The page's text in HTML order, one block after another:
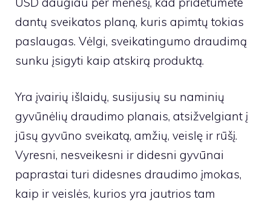
dantų sveikatos planą, kuris apimtų tokias
paslaugas. Vėlgi, sveikatingumo draudimą
sunku įsigyti kaip atskirą produktą.
Yra įvairių išlaidų, susijusių su naminių
gyvūnėlių draudimo planais, atsižvelgiant į
jūsų gyvūno sveikatą, amžių, veislę ir rūšį.
Vyresni, nesveikesni ir didesni gyvūnai
paprastai turi didesnes draudimo įmokas,
kaip ir veislės, kurios yra jautrios tam